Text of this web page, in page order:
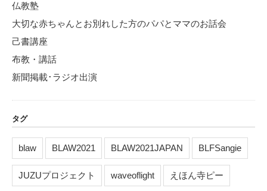
仏教塾
大切な赤ちゃんとお別れした方のパパとママのお話会
己書講座
布教・講話
新聞掲載･ラジオ出演
タグ
blaw BLAW2021 BLAW2021JAPAN BLFSangie
JUZUプロジェクト waveoflight えほん寺ピー